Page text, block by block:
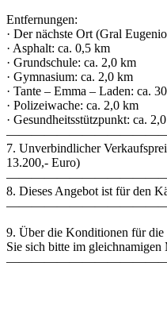
Entfernungen:
· Der nächste Ort (Gral
· Asphalt: ca. 0,5 km
· Grundschule: ca. 2,0 km
· Gymnasium: ca. 2,0 km
· Tante – Emma – Laden: ca.
· Polizeiwache: ca. 2,0 km
· Gesundheitsstützpunkt: ca.
7. Unverbindlicher
13.200,- Euro)
8. Dieses Angebot ist für den
9. Über die Konditionen für
Sie sich bitte im gleichnamigen